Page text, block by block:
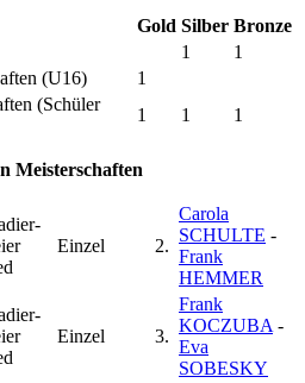
Gold Silber Bronze
1
1
(U16)
1
(Schüler
1 1 1
Meisterschaften
Einzel 2.
Carola
SCHULTE -
Frank
HEMMER
Einzel 3.
Frank
KOCZUBA-
Eva
SOBESKY